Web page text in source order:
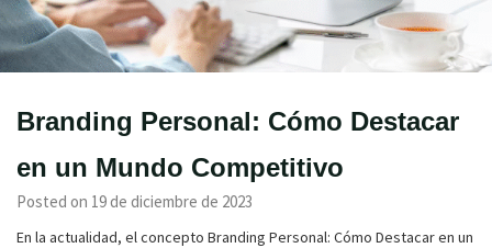
Branding Personal: Cómo Destacar
en un Mundo Competitivo
Posted on 19 de diciembre de 2023
En la actualidad, el concepto Branding Personal: Cómo Destacar en un